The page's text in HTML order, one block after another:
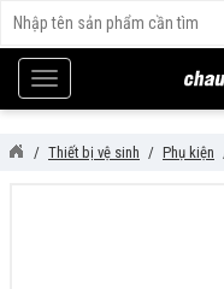
Thiết bị vệ sinh Phụ kiện